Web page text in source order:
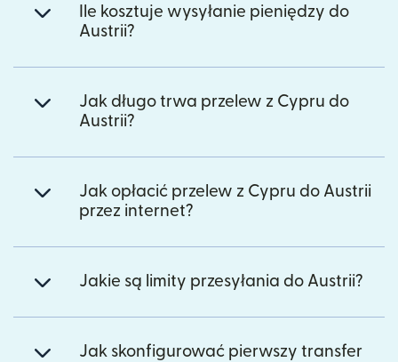
Ile kosztuje wysyłanie pieniędzy do
Austrii?
Jak długo trwa przelew z Cypru do
Austrii?
Jak opłacić przelew z Cypru do Austrii
przez internet?
Jakie są limity przesyłania do Austrii?
Jak skonfigurować pierwszy transfer